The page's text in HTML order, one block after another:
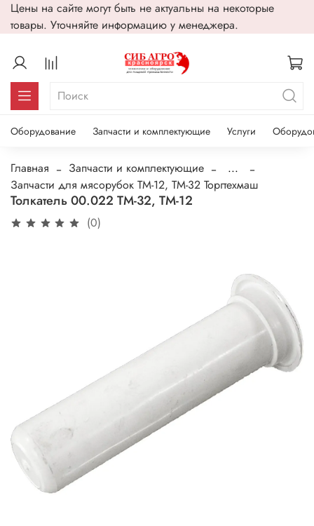
Цены на сайте могут быть не актуальны на некоторые
товары. Уточняйте информацию у менеджера.
Оборудование Запчасти и комплектующие Услуги
Главная Запчасти и комплектующие
...
Запчасти для мясорубок ТМ-12, ТМ-32 Торгтехмаш
Толкатель 00.022 ТМ-32, ТМ-12
(0)